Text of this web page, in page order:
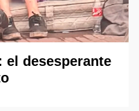
el desesperante